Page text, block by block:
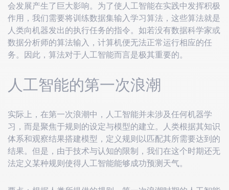
会发展产生了巨大影响。为了使人工智能在实践中发挥积极
作用，我们需要将训练数据集输入学习算法，这些算法就是
人类向机器发出的执行任务的指令。如若没有数据科学家或
数据分析师的算法输入，计算机便无法正常运行相应的任
务。因此，算法对于人工智能而言是极其重要的。
人工智能的第一次浪潮
实际上，在第一次浪潮中，人工智能并未涉及任何机器学
习，而是聚焦于规则的设定与模型的建立。人类根据其知识
体系和观察结果搭建模型，定义规则以匹配其所需要达到的
结果。但是，由于技术与认知的限制，我们在这个时期还无
法定义某种规则使得人工智能能够成功预测天气。